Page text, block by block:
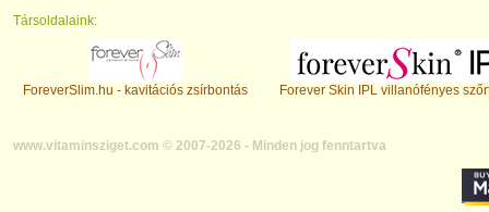
Társoldalaink:
ForeverSlim.hu - kavitációs zsírbontás Forever Skin IPL villanófényes
www.vitaminsziget.com © 2007-2026 - Minden jog fenntartva